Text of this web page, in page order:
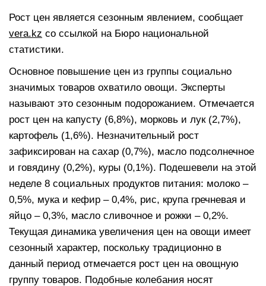
Рост цен является сезонным явлением, сообщает
vera.kz со ссылкой на Бюро национальной
статистики.
Основное повышение цен из группы социально
значимых товаров охватило овощи. Эксперты
называют это сезонным подорожанием. Отмечается
рост цен на капусту (6,8%), морковь и лук (2,7%),
картофель (1,6%). Незначительный рост
зафиксирован на сахар (0,7%), масло подсолнечное
и говядину (0,2%), куры (0,1%). Подешевели на этой
неделе 8 социальных продуктов питания: молоко –
0,5%, мука и кефир – 0,4%, рис, крупа гречневая и
яйцо – 0,3%, масло сливочное и рожки – 0,2%.
Текущая динамика увеличения цен на овощи имеет
сезонный характер, поскольку традиционно в
данный период отмечается рост цен на овощную
группу товаров. Подобные колебания носят